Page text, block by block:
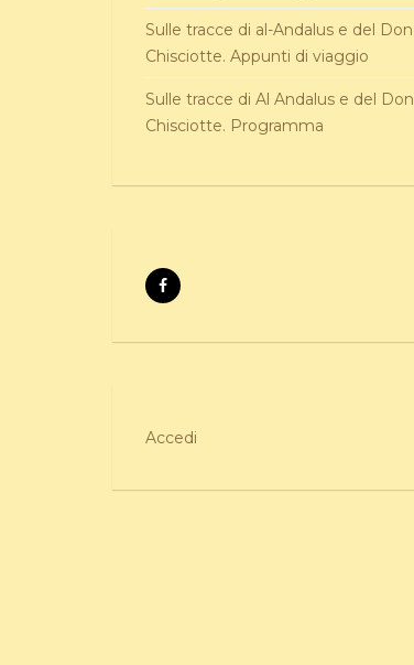
Sulle tracce di al-Andalus e del Don
Chisciotte. Appunti di viaggio
Sulle tracce di Al Andalus e del Don
Chisciotte. Programma
Accedi